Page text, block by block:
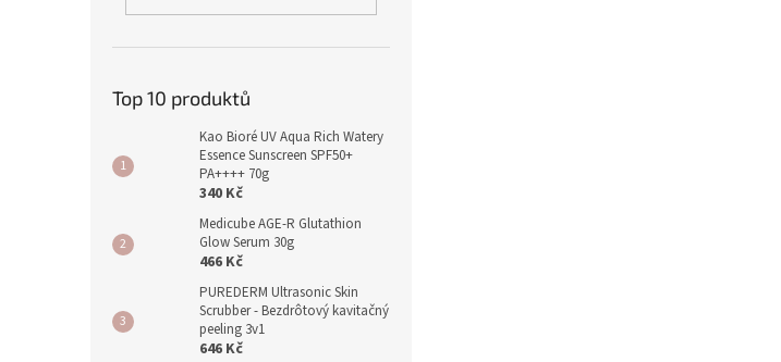
Top 10 produktů
Kao Bioré UV Aqua Rich Watery
Essence Sunscreen SPF50+
PA++++ 70g
340 Kč
Medicube AGE-R Glutathion
Glow Serum 30g
466 Kč
PUREDERM Ultrasonic Skin
Scrubber - Bezdrôtový kavitačný
peeling 3v1
646 Kč